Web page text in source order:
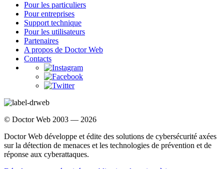
Pour les particuliers
Pour entreprises
Support technique
Pour les utilisateurs
Partenaires
A propos de Doctor Web
Contacts
© Doctor Web 2003 — 2026
Doctor Web développe et édite des solutions de cybersécurité axées
sur la détection de menaces et les technologies de prévention et de
réponse aux cyberattaques.